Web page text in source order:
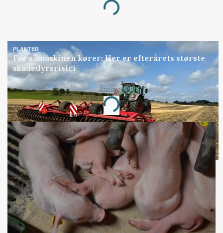
Loading...
PLANTER
Før såmaskinen kører: Her er efterårets største
skadedyrsrisici
Annonce
Loading...